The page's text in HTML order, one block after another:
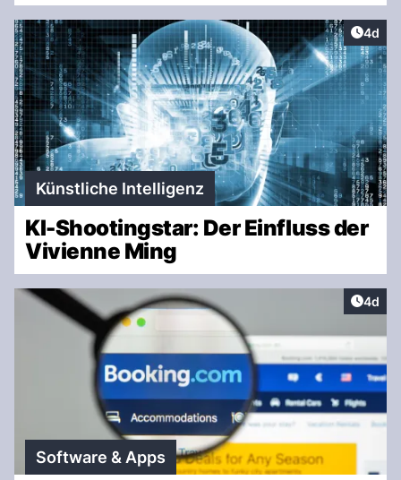
4d
Künstliche Intelligenz
KI-Shootingstar: Der Einfluss der
Vivienne Ming
4d
Software & Apps